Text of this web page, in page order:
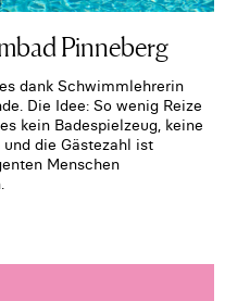
Pinneberg
dank Schwimmlehrerin
Die Idee: So wenig Reize
kein Badespielzeug, keine
die Gästezahl ist
Menschen